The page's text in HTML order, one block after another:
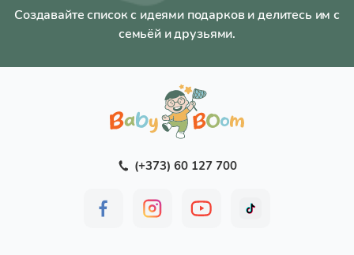
Создавайте список с идеями подарков и делитесь им с
семьёй и друзьями.
(+373) 60 127 700